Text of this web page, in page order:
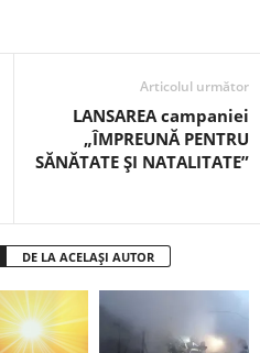
Articolul următor
LANSAREA campaniei
„ÎMPREUNĂ PENTRU
SĂNĂTATE ȘI NATALITATE”
DE LA ACELAȘI AUTOR